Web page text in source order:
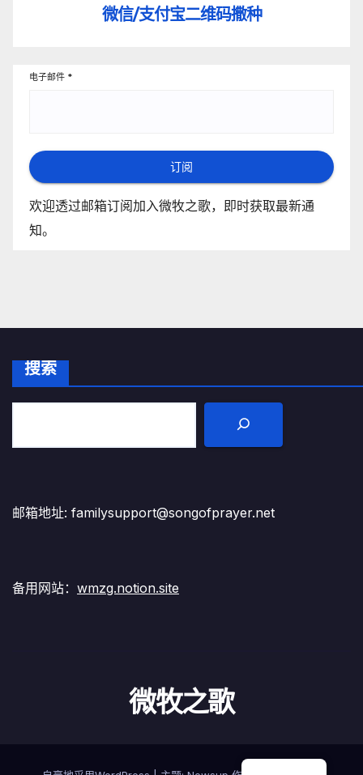
微信/支付宝二维码撒种
电子邮件 *
订阅
欢迎透过邮箱订阅加入微牧之歌，即时获取最新通
知。
搜索
邮箱地址: familysupport@songofprayer.net
备用网站： wmzg.notion.site
微牧之歌